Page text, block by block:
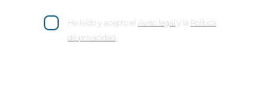
He leído y acepto el Aviso legal y la Política
de privacidad